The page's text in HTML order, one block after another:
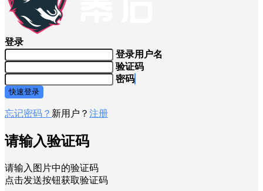
登录
登录用户名
验证码
密码
快速登录
忘记密码？ 新用户？ 注册
请输入验证码
请输入图片中的验证码
点击发送按钮获取验证码